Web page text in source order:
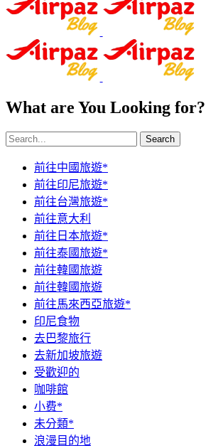
What are You Looking for?
Search
前往中國旅遊*
前往印尼旅遊*
前往台灣旅遊*
前往意大利
前往日本旅遊*
前往泰國旅遊*
前往韓國旅遊
前往韓國旅遊
前往馬來西亞旅遊*
印尼食物
去巴黎旅行
去新加坡旅遊
受歡迎的
咖啡館
小费*
未分類*
浪漫目的地